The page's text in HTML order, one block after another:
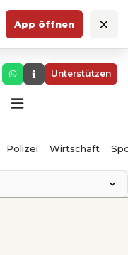
App öffnen ×
Unterstützen
Polizei Wirtschaft